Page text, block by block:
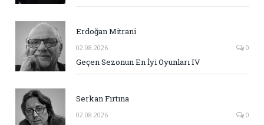
Erdoğan Mitrani
02.08.2026 0
Geçen Sezonun En İyi Oyunları IV
Serkan Fırtına
02.08.2026 0